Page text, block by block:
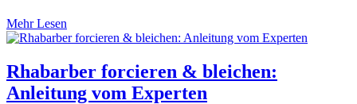
Mehr Lesen
Rhabarber forcieren & bleichen:
Anleitung vom Experten